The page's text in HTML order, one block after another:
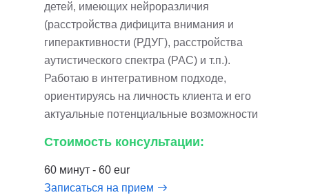
детей, имеющих нейроразличия
(расстройства дифицита внимания и
гиперактивности (РДУГ), расстройства
аутистического спектра (РАС) и т.п.).
Работаю в интегративном подходе,
ориентируясь на личность клиента и его
актуальные потенциальные возможности
Стоимость консультации:
60 минут - 60 eur
Записаться на прием